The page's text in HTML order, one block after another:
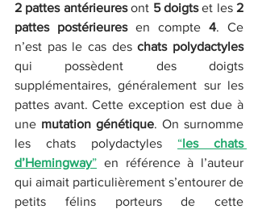
2 pattes antérieures ont 5 doigts et les 2
pattes postérieures en compte 4. Ce
n’est pas le cas des chats polydactyles
qui possèdent des doigts
supplémentaires, généralement sur les
pattes avant. Cette exception est due à
une mutation génétique. On surnomme
les chats polydactyles “les chats
d’Hemingway” en référence à l’auteur
qui aimait particulièrement s’entourer de
petits félins porteurs de cette